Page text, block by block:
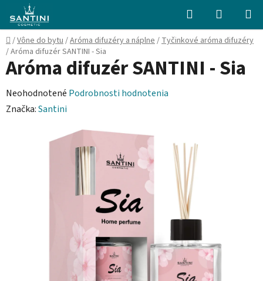
Prejsť
obsah
Hľadať
KOŠÍK
Domov
/Vône do bytu/Aróma difuzéry a náplne/Tyčinkové aróma difuzéry
/Aróma difuzér SANTINI - Sia
Aróma difuzér SANTINI - Sia
Priemerné
hodnotenie
Neohodnotené Podrobnosti hodnotenia
Značka:Santini